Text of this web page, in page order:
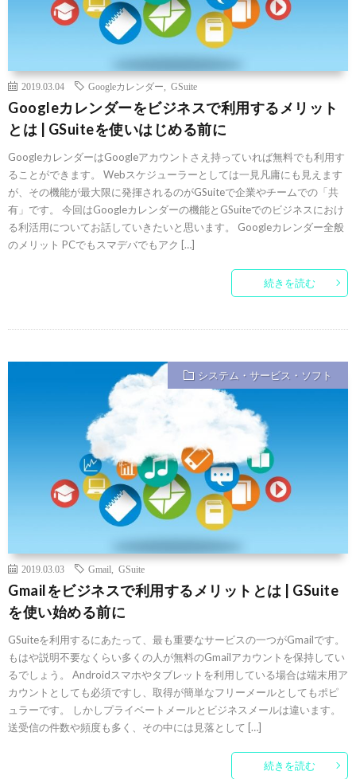
2019.03.04 Googleカレンダー GSuite
Googleカレンダーをビジネスで利用するメリット
とは | GSuiteを使いはじめる前に
GoogleカレンダーはGoogleアカウントさえ持っていれば無料でも利用す
ることができます。 Webスケジューラーとしては一見凡庸にも見えます
が、その機能が最大限に発揮されるのがGSuiteで企業やチームでの「共
有」です。 今回はGoogleカレンダーの機能とGSuiteでのビジネスにおけ
る利活用についてお話していきたいと思います。 Googleカレンダー全般
のメリット PCでもスマデバでもアク […]
続きを読む
システム・サービス・ソフト
2019.03.03 Gmail GSuite
Gmailをビジネスで利用するメリットとは | GSuite
を使い始める前に
GSuiteを利用するにあたって、最も重要なサービスの一つがGmailです。
もはや説明不要なくらい多くの人が無料のGmailアカウントを保持してい
るでしょう。 Androidスマホやタブレットを利用している場合は端末用ア
カウントとしても必須ですし、取得が簡単なフリーメールとしてもポピ
ュラーです。 しかしプライベートメールとビジネスメールは違います。
送受信の件数や頻度も多く、その中には見落として […]
続きを読む